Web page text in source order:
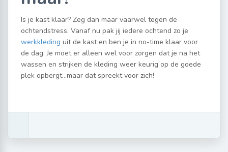
Is je kast klaar? Zeg dan maar vaarwel tegen de
ochtendstress. Vanaf nu pak jij iedere ochtend zo je
werkkleding uit de kast en ben je in no-time klaar voor
de dag. Je moet er alleen wel voor zorgen dat je na het
wassen en strijken de kleding weer keurig op de goede
plek opbergt…maar dat spreekt voor zich!